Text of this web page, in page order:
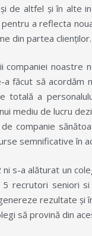
de altfel și în alte
a reflecta
din partea clienților.
companiei noastre
făcut să acordăm
totală a
mediu de lucru
companie
semnificative în
ni s-a alăturat un
5 recrutori seniori
rezultate și
să provină din